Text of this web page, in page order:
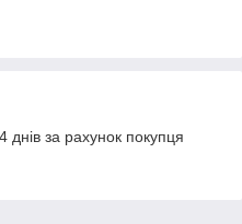
за рахунок покупця